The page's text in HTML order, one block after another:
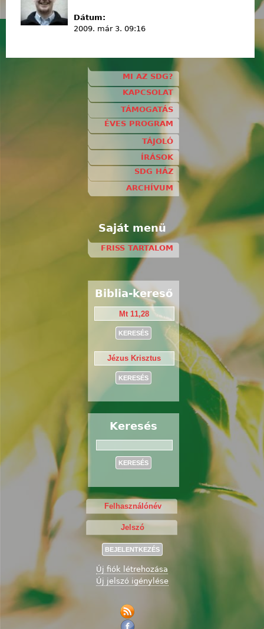
Dátum:
2009. már 3. 09:16
MI AZ SDG?
KAPCSOLAT
TÁMOGATÁS
ÉVES PROGRAM
TÁJOLÓ
ÍRÁSOK
SDG HÁZ
ARCHÍVUM
Saját menü
FRISS TARTALOM
Biblia-kereső
Keresés
Új fiók létrehozása
Új jelszó igénylése